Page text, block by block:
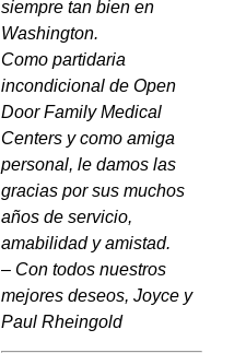
siempre tan bien en
Washington.
Como partidaria
incondicional de Open
Door Family Medical
Centers y como amiga
personal, le damos las
gracias por sus muchos
años de servicio,
amabilidad y amistad.
– Con todos nuestros
mejores deseos, Joyce y
Paul Rheingold